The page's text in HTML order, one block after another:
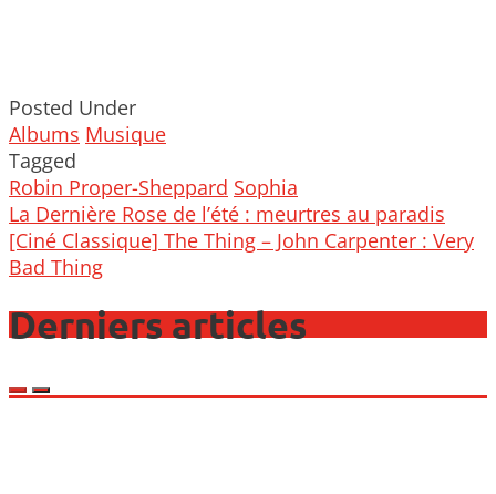
Posted Under
Albums Musique
Tagged
Robin Proper-Sheppard Sophia
Post
navigation
La Dernière Rose de l’été : meurtres au paradis
[Ciné Classique] The Thing – John Carpenter : Very
Bad Thing
Derniers articles